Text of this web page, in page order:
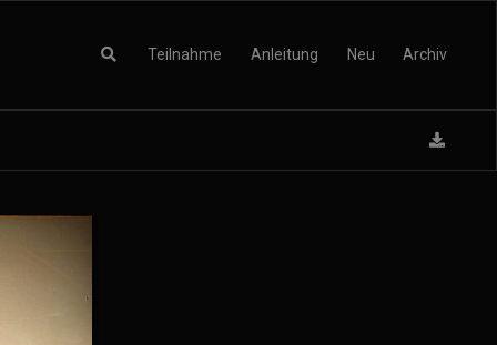
Teilnahme Anleitung Neu Archiv